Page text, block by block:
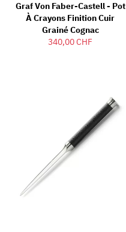
Graf Von Faber-Castell - Pot
À Crayons Finition Cuir
Grainé Cognac
340,00 CHF